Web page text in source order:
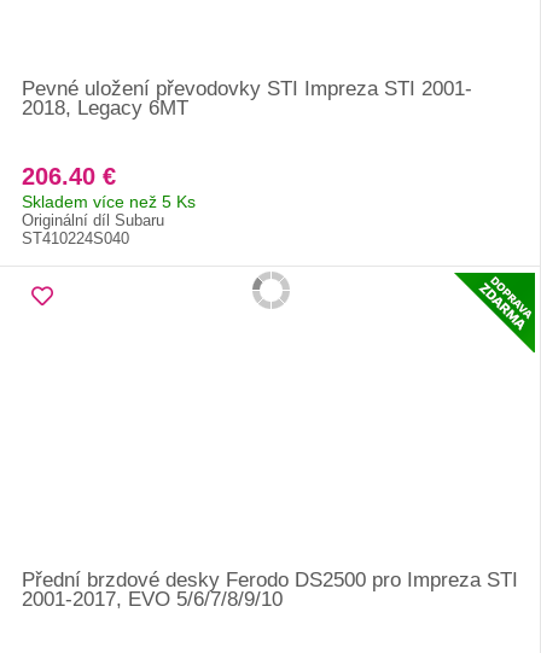
Pevné uložení převodovky STI Impreza STI 2001-
2018, Legacy 6MT
206.40 €
Skladem více než 5 Ks
Originální díl Subaru
ST410224S040
Přední brzdové desky Ferodo DS2500 pro Impreza STI
2001-2017, EVO 5/6/7/8/9/10